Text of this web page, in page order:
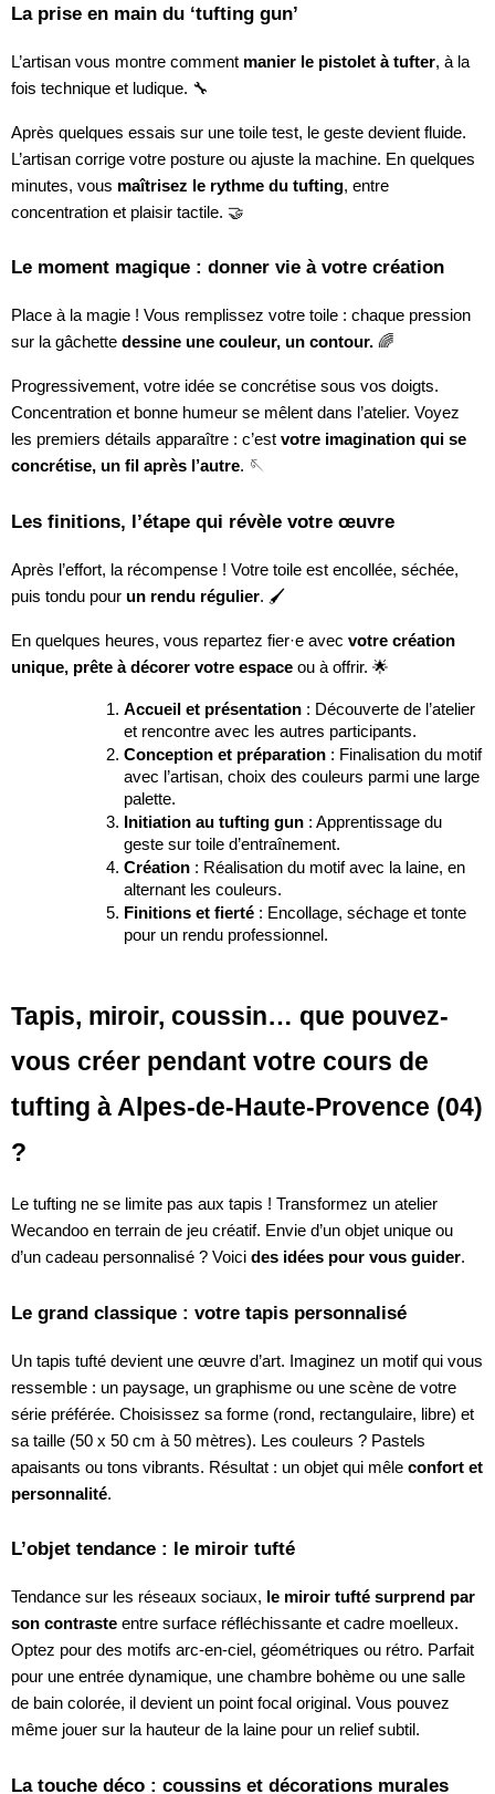
La prise en main du ‘tufting gun’
L’artisan vous montre comment manier le pistolet à tufter, à la
fois technique et ludique. 🔧
Après quelques essais sur une toile test, le geste devient fluide.
L’artisan corrige votre posture ou ajuste la machine. En quelques
minutes, vous maîtrisez le rythme du tufting, entre
concentration et plaisir tactile. 🤝
Le moment magique : donner vie à votre création
Place à la magie ! Vous remplissez votre toile : chaque pression
sur la gâchette dessine une couleur, un contour. 🌈
Progressivement, votre idée se concrétise sous vos doigts.
Concentration et bonne humeur se mêlent dans l’atelier. Voyez
les premiers détails apparaître : c’est votre imagination qui se
concrétise, un fil après l’autre. 🪡
Les finitions, l’étape qui révèle votre œuvre
Après l’effort, la récompense ! Votre toile est encollée, séchée,
puis tondu pour un rendu régulier. 🖌️
En quelques heures, vous repartez fier·e avec votre création
unique, prête à décorer votre espace ou à offrir. 🌟
Accueil et présentation : Découverte de l’atelier
et rencontre avec les autres participants.
Conception et préparation : Finalisation du motif
avec l’artisan, choix des couleurs parmi une large
palette.
Initiation au tufting gun : Apprentissage du
geste sur toile d’entraînement.
Création : Réalisation du motif avec la laine, en
alternant les couleurs.
Finitions et fierté : Encollage, séchage et tonte
pour un rendu professionnel.
Tapis, miroir, coussin… que pouvez-
vous créer pendant votre cours de
tufting à Alpes-de-Haute-Provence (04)
?
Le tufting ne se limite pas aux tapis ! Transformez un atelier
Wecandoo en terrain de jeu créatif. Envie d’un objet unique ou
d’un cadeau personnalisé ? Voici des idées pour vous guider.
Le grand classique : votre tapis personnalisé
Un tapis tufté devient une œuvre d’art. Imaginez un motif qui vous
ressemble : un paysage, un graphisme ou une scène de votre
série préférée. Choisissez sa forme (rond, rectangulaire, libre) et
sa taille (50 x 50 cm à 50 mètres). Les couleurs ? Pastels
apaisants ou tons vibrants. Résultat : un objet qui mêle confort et
personnalité.
L’objet tendance : le miroir tufté
Tendance sur les réseaux sociaux, le miroir tufté surprend par
son contraste entre surface réfléchissante et cadre moelleux.
Optez pour des motifs arc-en-ciel, géométriques ou rétro. Parfait
pour une entrée dynamique, une chambre bohème ou une salle
de bain colorée, il devient un point focal original. Vous pouvez
même jouer sur la hauteur de la laine pour un relief subtil.
La touche déco : coussins et décorations murales